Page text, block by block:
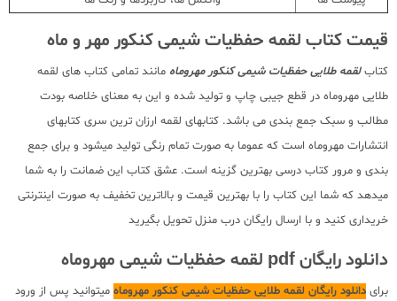
قیمت کتاب لقمه حفظیات شیمی کنکور مهر و ماه
کتابلقمه طلایی حفظیات شیمی کنکور مهروماه مانند تمامی کتاب های لقمه
طلایی مهروماه در قطع جیبی چاپ و تولید شده و این به معنای خلاصه بودت
مطالب و سبک جمع بندی می باشد. کتابهای لقمه ارزان ترین سری کتابهای
انتشارات مهروماه است که عموما به صورت تمام رنگی تولید میشود و برای جمع
بندی و مرور کتاب درسی بهترین گزینه است. عشق کتاب این ضمانت را به شما
میدهد که شما این کتاب را با بهترین قیمت و بالاترین تخفیف به صورت اینترنتی
خریداری کنید و با ارسال رایگان درب منزل تحویل بگیرید
دانلود رایگان pdf لقمه حفظیات شیمی مهروماه
برای دانلود رایگان لقمه طلایی حفظیات شیمی کنکور مهروماه میتوانید پس از ورود